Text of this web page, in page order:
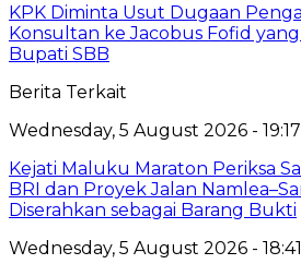
KPK Diminta Usut Dugaan
Konsultan ke Jacobus Fofid
Bupati SBB
Berita Terkait
Wednesday, 5 August 2026 -
Kejati Maluku Maraton Periksa
BRI dan Proyek Jalan
Diserahkan sebagai Barang Bukti
Wednesday, 5 August 2026 -